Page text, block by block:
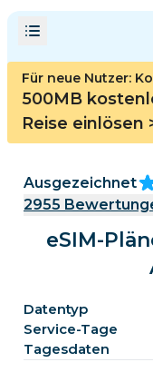
Für neue Nutzer:
500MB
Reise einlösen
Ausgezeichnet
2955
eSIM-
Datentyp
Service-Tage
Tagesdaten